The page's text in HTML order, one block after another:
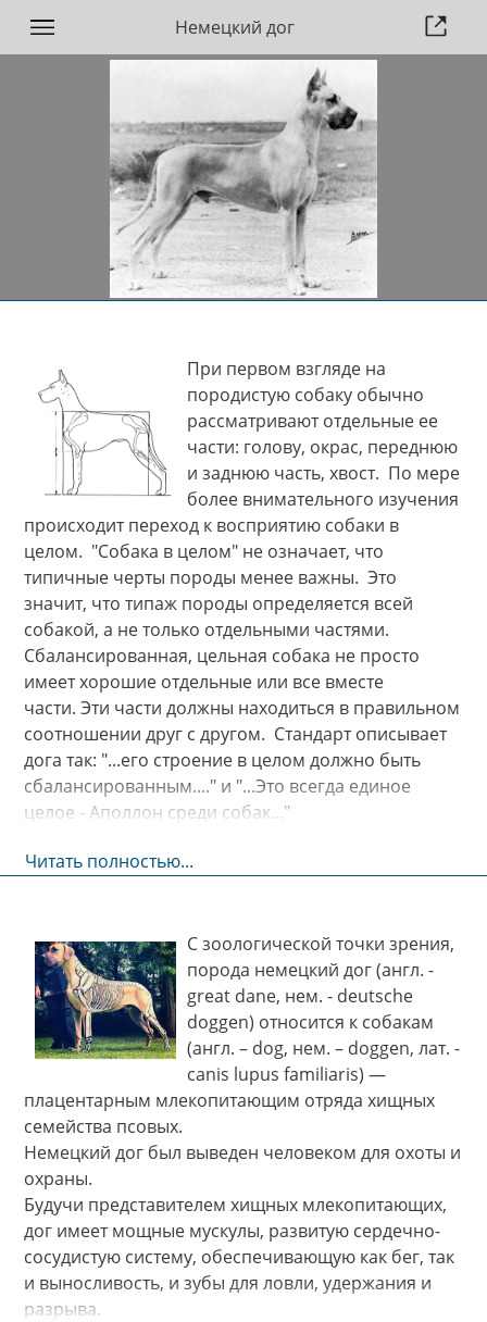
Немецкий дог
При первом взгляде на
породистую собаку обычно
рассматривают отдельные ее
части: голову, окрас, переднюю
и заднюю часть, хвост. По мере
более внимательного изучения
происходит переход к восприятию собаки в
целом. "Собака в целом" не означает, что
типичные черты породы менее важны. Это
значит, что типаж породы определяется всей
собакой, а не только отдельными частями.
Сбалансированная, цельная собака не просто
имеет хорошие отдельные или все вместе
части. Эти части должны находиться в правильном
соотношении друг с другом. Стандарт описывает
дога так: "...его строение в целом должно быть
сбалансированным...." и "...Это всегда единое
целое - Аполлон среди собак..."
Читать полностью...
С зоологической точки зрения,
порода немецкий дог (англ. -
great dane, нем. - deutsche
doggen) относится к собакам
(англ. – dog, нем. – doggen, лат. -
canis lupus familiaris) —
плацентарным млекопитающим отряда хищных
семейства псовых.
Немецкий дог был выведен человеком для охоты и
охраны.
Будучи представителем хищных млекопитающих,
дог имеет мощные мускулы, развитую сердечно-
сосудистую систему, обеспечивающую как бег, так
и выносливость, и зубы для ловли, удержания и
разрыва.